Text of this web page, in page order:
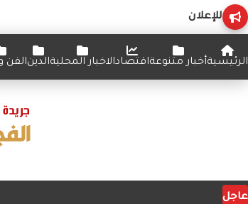
للإعلان
الرئيسيةأخبار متنوعةاقتصادالاخبار المحليةالدينالفن
عاجل